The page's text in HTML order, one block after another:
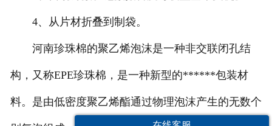
4、从片材折叠到制袋。
河南珍珠棉的聚乙烯泡沫是一种非交联闭孔结
构，又称EPE珍珠棉，是一种新型的******包装材
料。是由低密度聚乙烯酯通过物理泡沫产生的无数个